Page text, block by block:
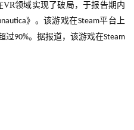
VR领域实现了破局，于报告期内
》。该游戏在Steam平台上
过90%。据报道，该游戏在Steam